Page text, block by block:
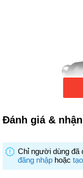
Đánh giá &
Chỉ người dùng đã
đăng nhập hoặc